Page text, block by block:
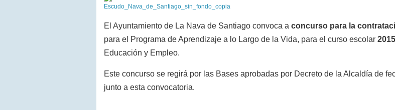
El Ayuntamiento de La Nava de Santiago convoca a concurso para la
para el Programa de Aprendizaje a lo Largo de la Vida, para el curso escolar
Educación y Empleo.
Este concurso se regirá por las Bases aprobadas por Decreto de la Alcaldía de
junto a esta convocatoria.